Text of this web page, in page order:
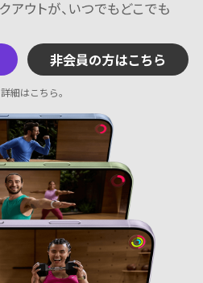
非会員の方はこちら
詳細はこちら。